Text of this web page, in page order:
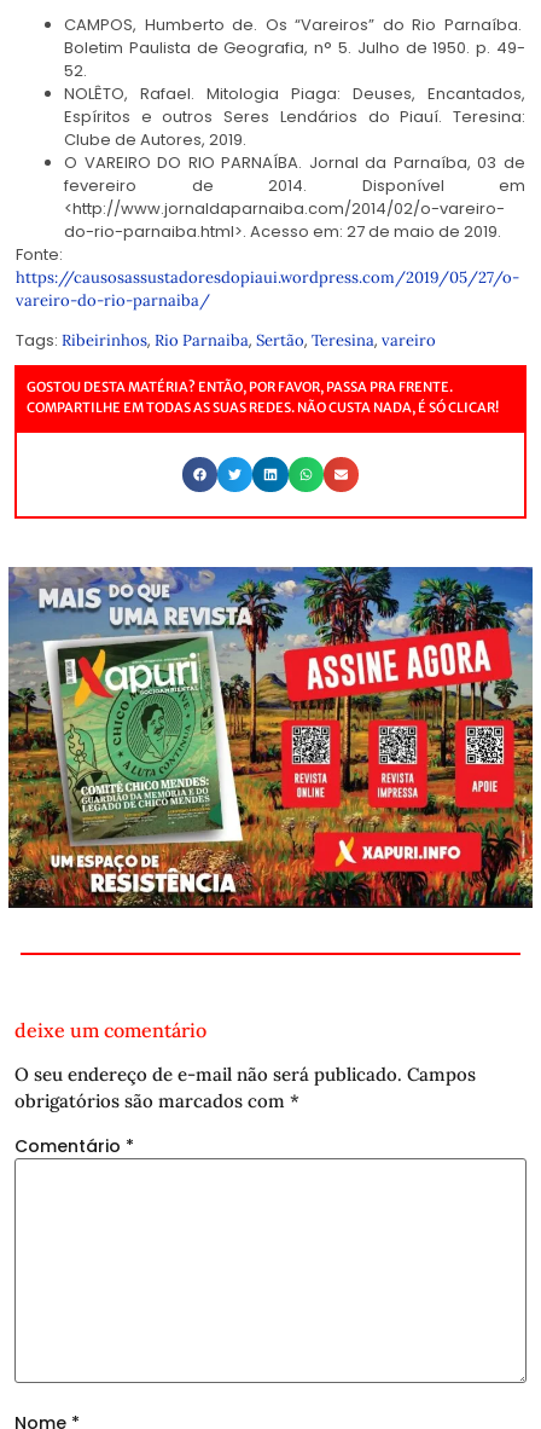
CAMPOS, Humberto de. Os “Vareiros” do Rio Parnaíba.
Boletim Paulista de Geografia, n° 5. Julho de 1950. p. 49-
52.
NOLÊTO, Rafael. Mitologia Piaga: Deuses, Encantados,
Espíritos e outros Seres Lendários do Piauí. Teresina:
Clube de Autores, 2019.
O VAREIRO DO RIO PARNAÍBA. Jornal da Parnaíba, 03 de
fevereiro de 2014. Disponível em
<http://www.jornaldaparnaiba.com/2014/02/o-vareiro-
do-rio-parnaiba.html>. Acesso em: 27 de maio de 2019.
Fonte:
https://causosassustadoresdopiaui.wordpress.com/2019/05/27/o-
vareiro-do-rio-parnaiba/
Tags: Ribeirinhos, Rio Parnaiba, Sertão, Teresina, vareiro
GOSTOU DESTA MATÉRIA? ENTÃO, POR FAVOR, PASSA PRA FRENTE.
COMPARTILHE EM TODAS AS SUAS REDES. NÃO CUSTA NADA, É SÓ CLICAR!
deixe um comentário
O seu endereço de e-mail não será publicado. Campos
obrigatórios são marcados com *
Comentário *
Nome *